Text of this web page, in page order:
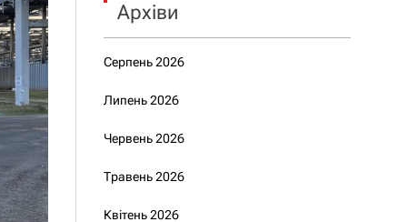
Архіви
Серпень 2026
Липень 2026
Червень 2026
Травень 2026
Квітень 2026